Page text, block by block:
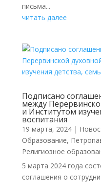
письма...
читать далее
Подписано
между
и Институтом
воспитания
19 марта, 2024|
Образование,
Религиозное
5 марта 2024 года
соглашения о